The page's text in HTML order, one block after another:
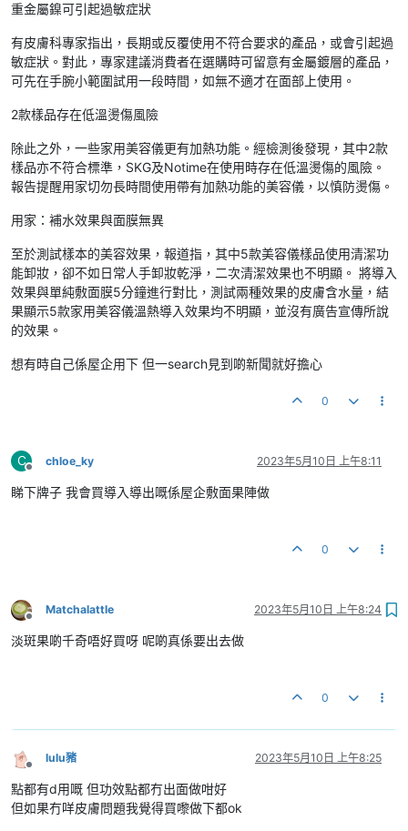
重金屬鎳可引起過敏症狀
有皮膚科專家指出，長期或反覆使用不符合要求的產品，或會引起過
敏症狀。對此，專家建議消費者在選購時可留意有金屬鍍層的產品，
可先在手腕小範圍試用一段時間，如無不適才在面部上使用。
2款樣品存在低溫燙傷風險
除此之外，一些家用美容儀更有加熱功能。經檢測後發現，其中2款
樣品亦不符合標準，SKG及Notime在使用時存在低溫燙傷的風險。
報告提醒用家切勿長時間使用帶有加熱功能的美容儀，以慎防燙傷。
用家：補水效果與面膜無異
至於測試樣本的美容效果，報道指，其中5款美容儀樣品使用清潔功
能卸妝，卻不如日常人手卸妝乾淨，二次清潔效果也不明顯。 將導入
效果與單純敷面膜5分鐘進行對比，測試兩種效果的皮膚含水量，結
果顯示5款家用美容儀溫熱導入效果均不明顯，並沒有廣告宣傳所說
的效果。
想有時自己係屋企用下 但一search見到啲新聞就好擔心
0
C
離線
chloe_ky 2023年5月10日 上午8:11
睇下牌子 我會買導入導出嘅係屋企敷面果陣做
0
離線
Matchalattle 2023年5月10日 上午8:24
淡斑果啲千奇唔好買呀 呢啲真係要出去做
0
離線
lulu豬 2023年5月10日 上午8:25
點都有d用嘅 但功效點都冇出面做咁好
但如果冇咩皮膚問題我覺得買嚟做下都ok